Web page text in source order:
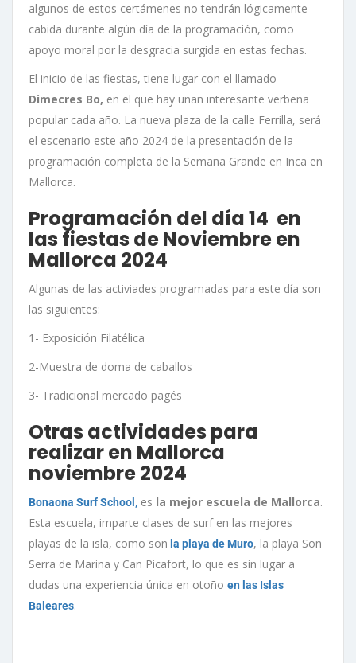
algunos de estos certámenes no tendrán lógicamente
cabida durante algún día de la programación, como
apoyo moral por la desgracia surgida en estas fechas.
El inicio de las fiestas, tiene lugar con el llamado
Dimecres Bo, en el que hay unan interesante verbena
popular cada año. La nueva plaza de la calle Ferrilla, será
el escenario este año 2024 de la presentación de la
programación completa de la Semana Grande en Inca en
Mallorca.
Programación del día 14 en
las fiestas de Noviembre en
Mallorca 2024
Algunas de las activiades programadas para este día son
las siguientes:
1- Exposición Filatélica
2-Muestra de doma de caballos
3- Tradicional mercado pagés
Otras actividades para
realizar en Mallorca
noviembre 2024
Bonaona Surf School, es la mejor escuela de Mallorca.
Esta escuela, imparte clases de surf en las mejores
playas de la isla, como son la playa de Muro, la playa Son
Serra de Marina y Can Picafort, lo que es sin lugar a
dudas una experiencia única en otoño en las Islas
Baleares.